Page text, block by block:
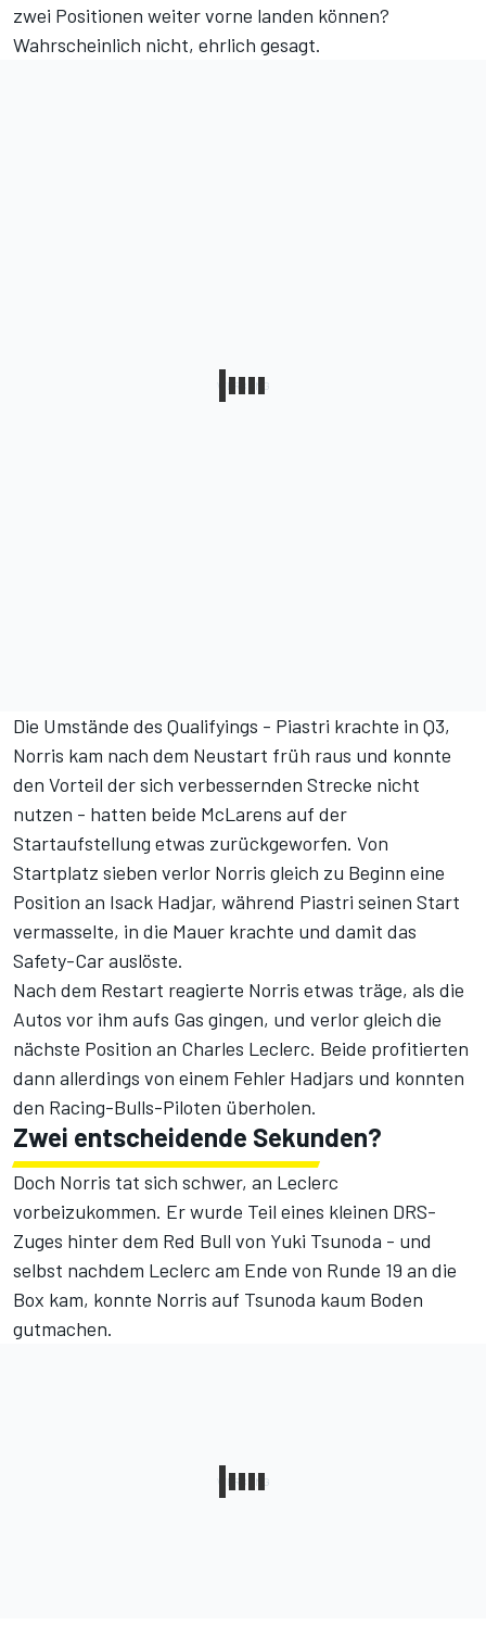
zwei Positionen weiter vorne landen können?
Wahrscheinlich nicht, ehrlich gesagt.
Die Umstände des Qualifyings - Piastri krachte in Q3,
Norris kam nach dem Neustart früh raus und konnte
den Vorteil der sich verbessernden Strecke nicht
nutzen - hatten beide McLarens auf der
Startaufstellung etwas zurückgeworfen. Von
Startplatz sieben verlor Norris gleich zu Beginn eine
Position an Isack Hadjar, während Piastri seinen Start
vermasselte, in die Mauer krachte und damit das
Safety-Car auslöste.
Nach dem Restart reagierte Norris etwas träge, als die
Autos vor ihm aufs Gas gingen, und verlor gleich die
nächste Position an Charles Leclerc. Beide profitierten
dann allerdings von einem Fehler Hadjars und konnten
den Racing-Bulls-Piloten überholen.
Zwei entscheidende Sekunden?
Doch Norris tat sich schwer, an Leclerc
vorbeizukommen. Er wurde Teil eines kleinen DRS-
Zuges hinter dem Red Bull von Yuki Tsunoda - und
selbst nachdem Leclerc am Ende von Runde 19 an die
Box kam, konnte Norris auf Tsunoda kaum Boden
gutmachen.